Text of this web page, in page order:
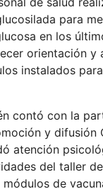
para
en los
orientación y
instalados
contó con la
y difusión
atención
del taller
módulos de